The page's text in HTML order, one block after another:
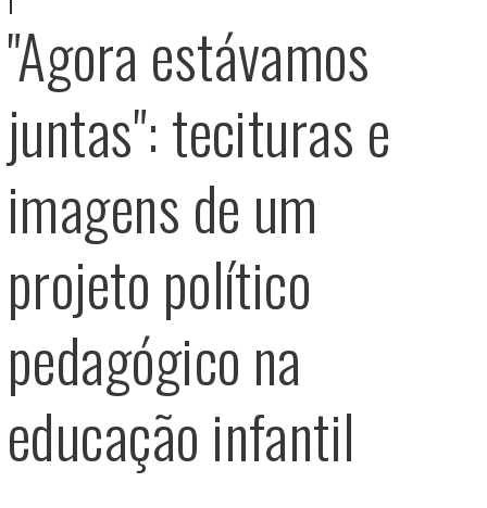
"Agora estávamos
juntas": tecituras e
imagens de um
projeto político
pedagógico na
educação infantil